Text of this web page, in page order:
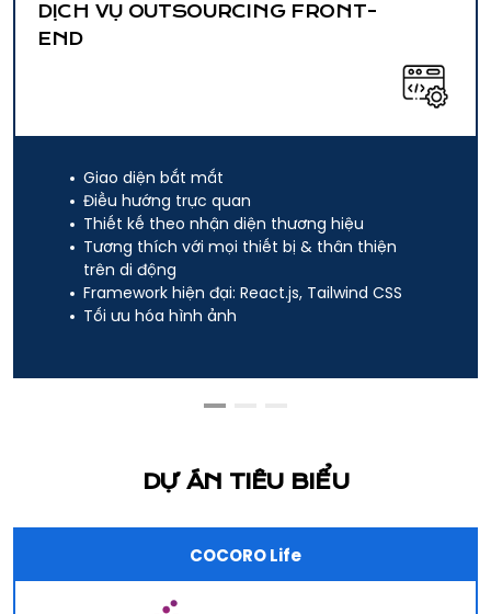
DỊCH VỤ OUTSOURCING FRONT-
END
Giao diện bắt mắt
Điều hướng trực quan
Thiết kế theo nhận diện thương hiệu
Tương thích với mọi thiết bị & thân thiện
trên di động
Framework hiện đại: React.js, Tailwind CSS
Tối ưu hóa hình ảnh
DỰ ÁN TIÊU BIỂU
COCORO Life